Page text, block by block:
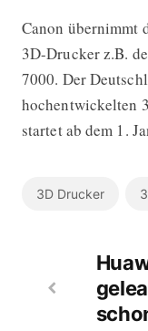
Canon übernimmt
3D-Drucker z.B.
7000. Der
hochentwickelten
startet ab dem 1.
3D Drucker